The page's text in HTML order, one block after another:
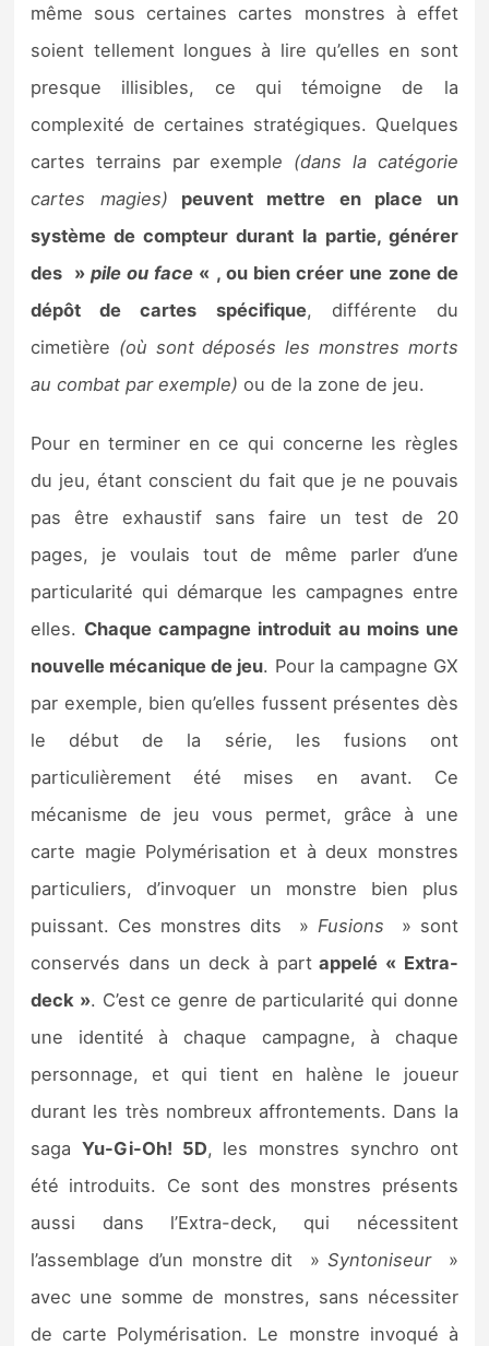
même sous certaines cartes monstres à effet
soient tellement longues à lire qu’elles en sont
presque illisibles, ce qui témoigne de la
complexité de certaines stratégiques. Quelques
cartes terrains par exemple (dans la catégorie
cartes magies) peuvent mettre en place un
système de compteur durant la partie, générer
des » pile ou face « , ou bien créer une zone de
dépôt de cartes spécifique, différente du
cimetière (où sont déposés les monstres morts
au combat par exemple) ou de la zone de jeu.
Pour en terminer en ce qui concerne les règles
du jeu, étant conscient du fait que je ne pouvais
pas être exhaustif sans faire un test de 20
pages, je voulais tout de même parler d’une
particularité qui démarque les campagnes entre
elles. Chaque campagne introduit au moins une
nouvelle mécanique de jeu. Pour la campagne GX
par exemple, bien qu’elles fussent présentes dès
le début de la série, les fusions ont
particulièrement été mises en avant. Ce
mécanisme de jeu vous permet, grâce à une
carte magie Polymérisation et à deux monstres
particuliers, d’invoquer un monstre bien plus
puissant. Ces monstres dits » Fusions » sont
conservés dans un deck à partappelé « Extra-
deck ». C’est ce genre de particularité qui donne
une identité à chaque campagne, à chaque
personnage, et qui tient en halène le joueur
durant les très nombreux affrontements. Dans la
saga Yu-Gi-Oh! 5D, les monstres synchro ont
été introduits. Ce sont des monstres présents
aussi dans l’Extra-deck, qui nécessitent
l’assemblage d’un monstre dit »Syntoniseur»
avec une somme de monstres, sans nécessiter
de carte Polymérisation. Le monstre invoqué à